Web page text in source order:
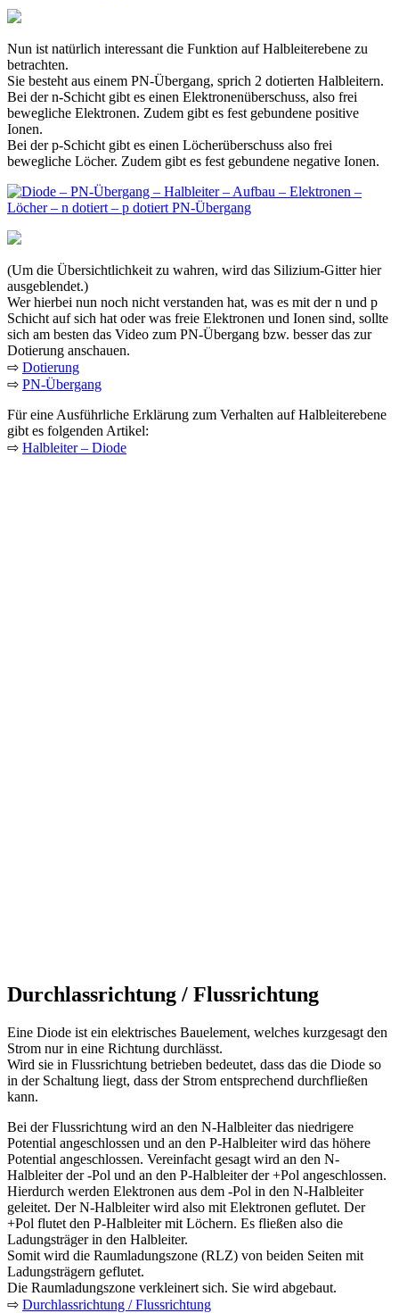
Nun ist natürlich interessant die Funktion auf Halbleiterebene zu
betrachten.
Sie besteht aus einem PN-Übergang, sprich 2 dotierten Halbleitern.
Bei der n-Schicht gibt es einen Elektronenüberschuss, also frei
bewegliche Elektronen. Zudem gibt es fest gebundene positive
Ionen.
Bei der p-Schicht gibt es einen Löcherüberschuss also frei
bewegliche Löcher. Zudem gibt es fest gebundene negative Ionen.
(Um die Übersichtlichkeit zu wahren, wird das Silizium-Gitter hier
ausgeblendet.)
Wer hierbei nun noch nicht verstanden hat, was es mit der n und p
Schicht auf sich hat oder was freie Elektronen und Ionen sind, sollte
sich am besten das Video zum PN-Übergang bzw. besser das zur
Dotierung anschauen.
⇨ Dotierung
⇨ PN-Übergang
Für eine Ausführliche Erklärung zum Verhalten auf Halbleiterebene
gibt es folgenden Artikel:
⇨ Halbleiter – Diode
Durchlassrichtung / Flussrichtung
Eine Diode ist ein elektrisches Bauelement, welches kurzgesagt den
Strom nur in eine Richtung durchlässt.
Wird sie in Flussrichtung betrieben bedeutet, dass das die Diode so
in der Schaltung liegt, dass der Strom entsprechend durchfließen
kann.
Bei der Flussrichtung wird an den N-Halbleiter das niedrigere
Potential angeschlossen und an den P-Halbleiter wird das höhere
Potential angeschlossen. Vereinfacht gesagt wird an den N-
Halbleiter der -Pol und an den P-Halbleiter der +Pol angeschlossen.
Hierdurch werden Elektronen aus dem -Pol in den N-Halbleiter
geleitet. Der N-Halbleiter wird also mit Elektronen geflutet. Der
+Pol flutet den P-Halbleiter mit Löchern. Es fließen also die
Ladungsträger in den Halbleiter.
Somit wird die Raumladungszone (RLZ) von beiden Seiten mit
Ladungsträgern geflutet.
Die Raumladungszone verkleinert sich. Sie wird abgebaut.
⇨ Durchlassrichtung / Flussrichtung